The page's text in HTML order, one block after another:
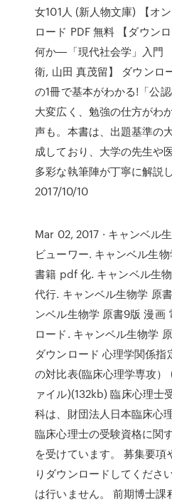
女101人 (新人物文庫) 【オ
ロード PDF 無料 【ダウン
何か―「現代社会学」入門
衛, 山田 真茂留】 ダウンロ
の1冊で基本がわかる!「公
大変広く、勉強の仕方がわ
声も。本書は、出題基準の
成しており、大学の先生や
多彩な執筆陣が丁寧に解説
2017/10/10
Mar 02, 2017 · キャンベル
ビューワー. キャンベル生
書籍 pdf 化. キャンベル生
代行. キャンベル生物学 原
ンベル生物学 原書9版 漫画
ロード. キャンベル生物学
ダウンロード 心理学関係指
の対比表(臨床心理学専攻
ァイル)(132kb) 臨床心理士
科は、財団法人日本臨床心
臨床心理士の受験資格に関
を受けています。 募集要項
りダウンロードしてくださ
は行いません。 前期博士